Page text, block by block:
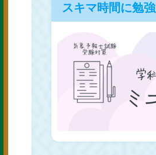
スキマ時間に勉強